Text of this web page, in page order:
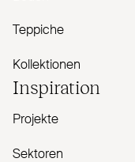
Teppiche
Kollektionen
Inspiration
Projekte
Sektoren